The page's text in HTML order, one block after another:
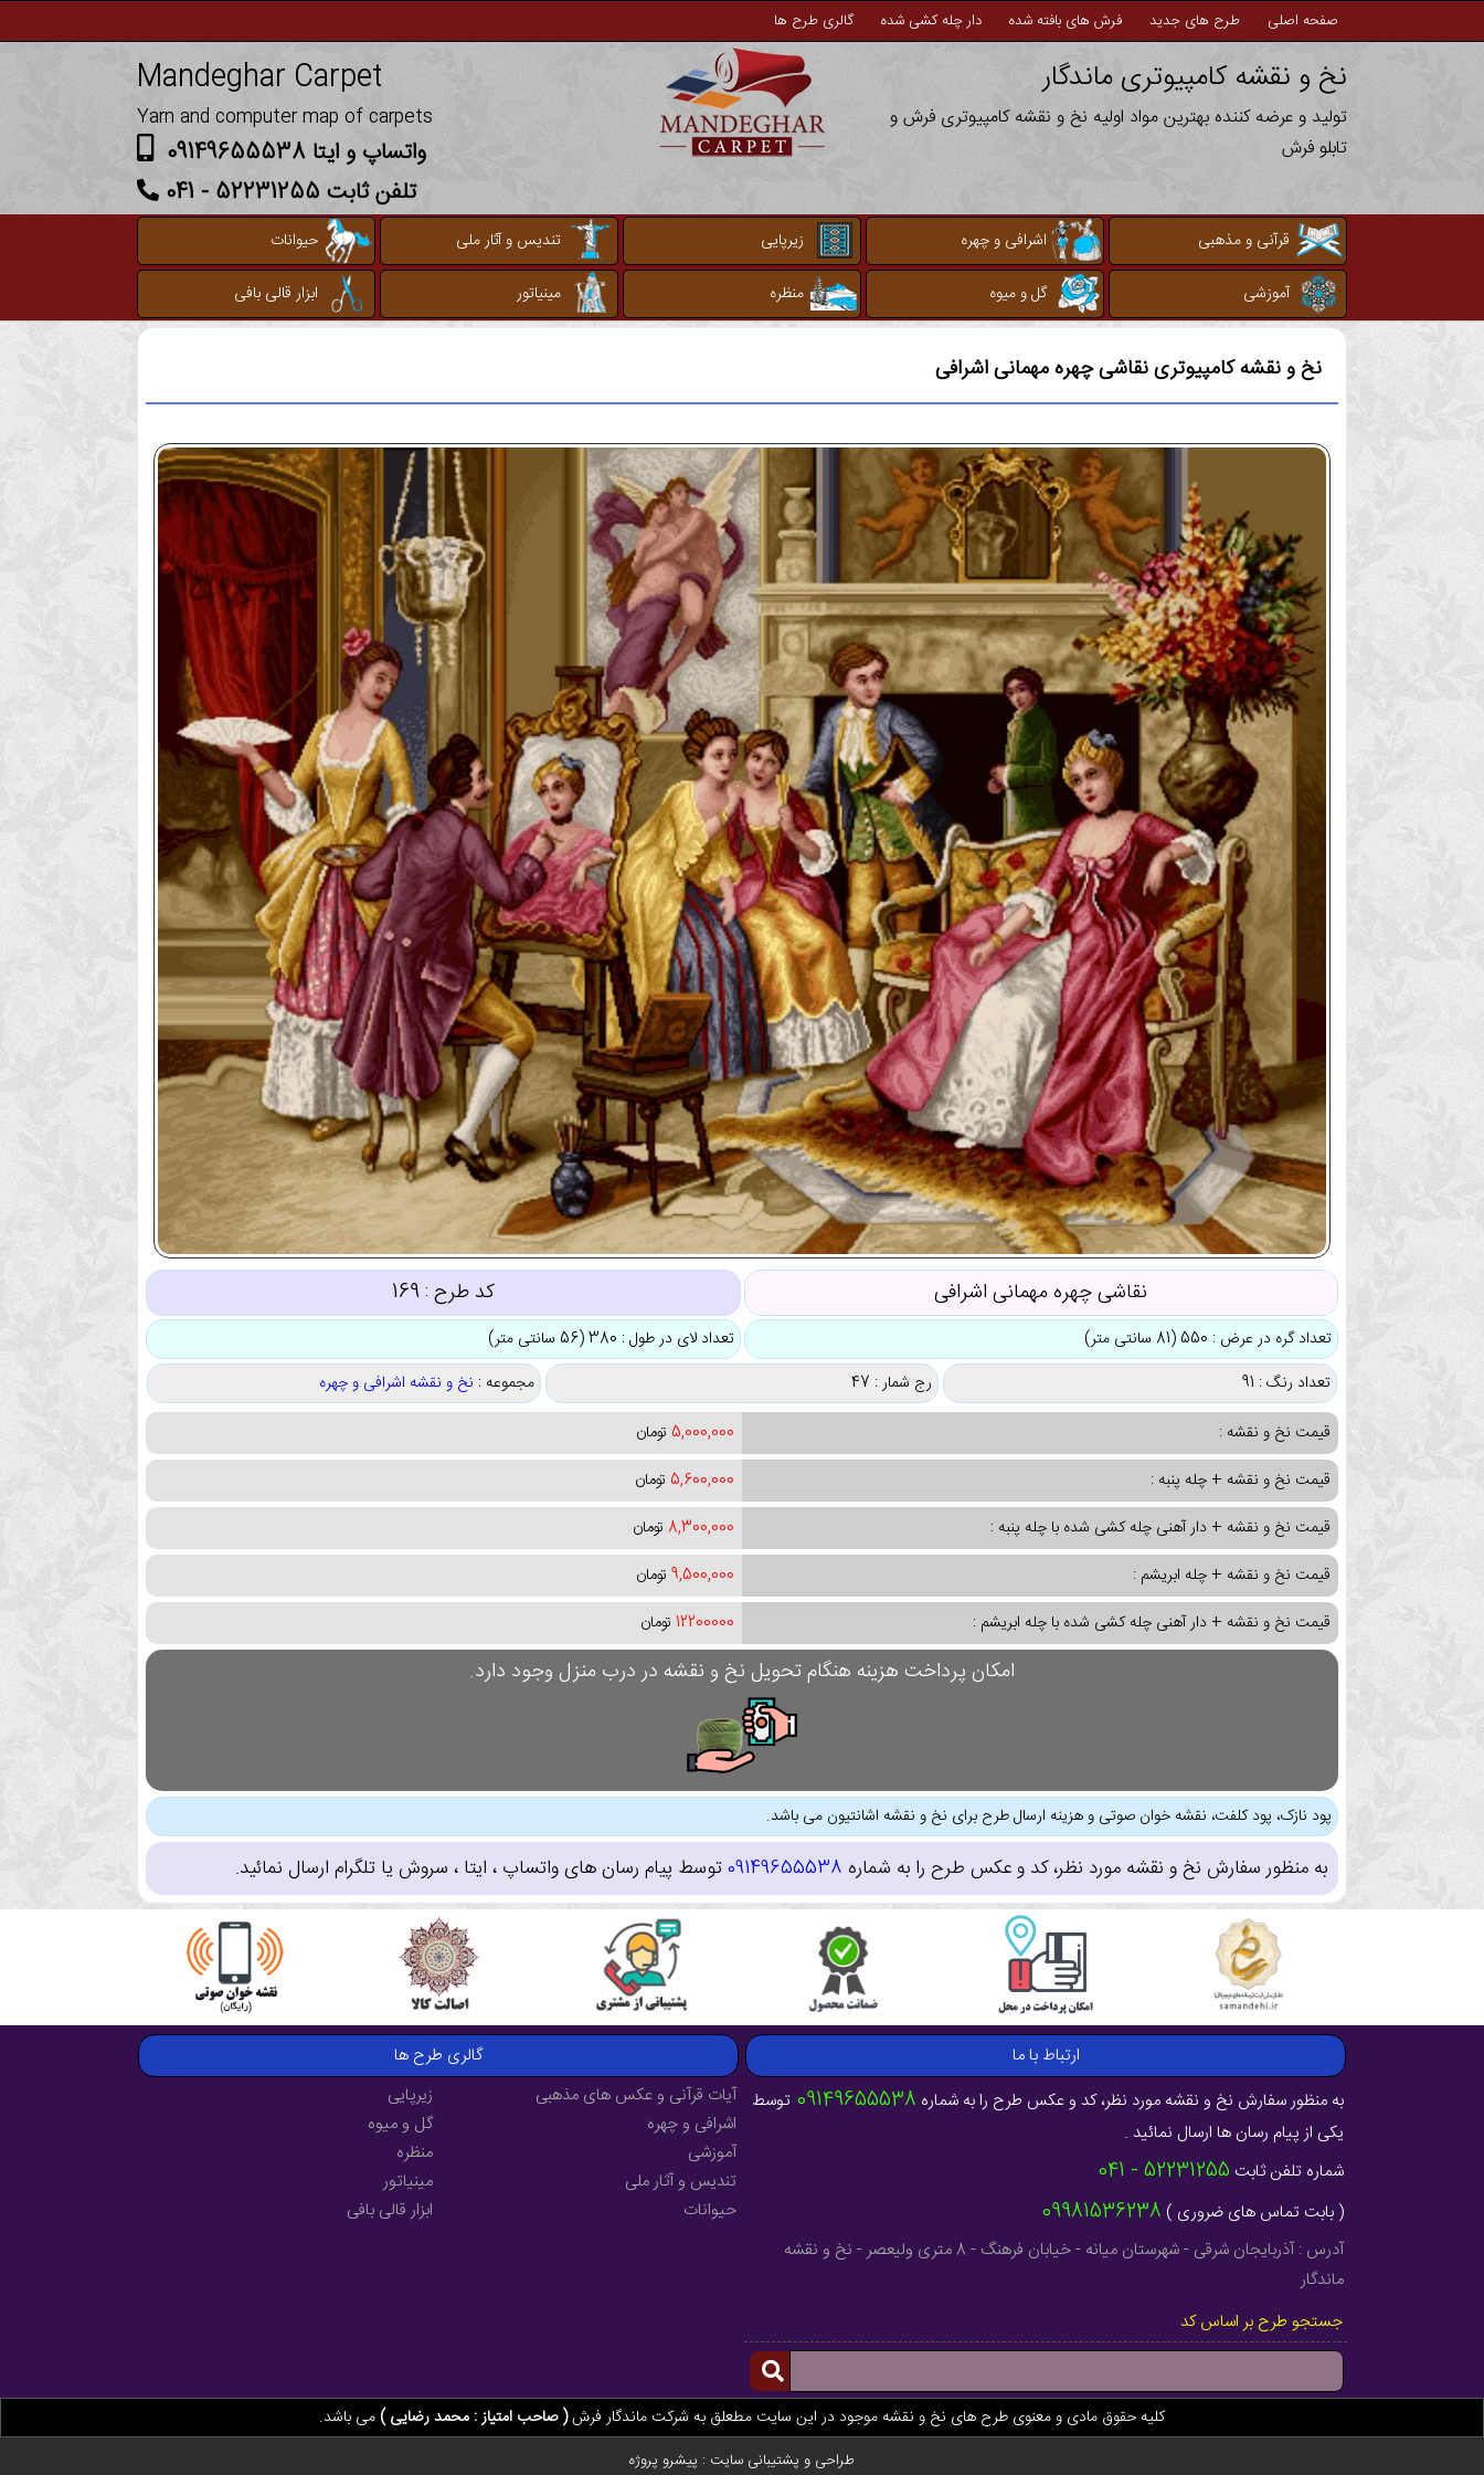
صفحه اصلی طرح های جدید فرش های بافته شده دار چله کشی شده گالری طرح ها
نخ و نقشه کامپیوتری ماندگار
تولید و عرضه کننده بهترین مواد اولیه نخ و نقشه کامپیوتری فرش و
تابلو فرش
Mandeghar Carpet
Yarn and computer map of carpets
واتساپ و ایتا 09149655538
تلفن ثابت 52231255 - 041
قرآنی و مذهبی اشرافی و چهره زیرپایی تندیس و آثار ملی
حیوانات
آموزشی
گل و میوه منظره مینیاتور ابزار قالی بافی
نخ و نقشه کامپیوترینقاشی چهره مهمانی اشرافی
نقاشی چهره مهمانی اشرافی کد طرح :169
تعداد گره در عرض : 550 (81 سانتی متر)
تعداد لای در طول : 380 (56 سانتی متر)
تعداد رنگ : 91
رج شمار : 47 مجموعه : نخ و نقشه اشرافی و چهره
قیمت نخ و نقشه :
5,000,000 تومان
قیمت نخ و نقشه + چله پنبه :
5,600,000 تومان
قیمت نخ و نقشه + دار آهنی چله کشی شده با چله پنبه :
8,300,000 تومان
قیمت نخ و نقشه + چله ابریشم :
9,500,000 تومان
قیمت نخ و نقشه + دار آهنی چله کشی شده با چله ابریشم :
12200000 تومان
امکان پرداخت هزینه هنگام تحویل نخ و نقشه در درب منزل وجود دارد.
پود نازک، پود کلفت، نقشه خوان صوتی و هزینه ارسال طرح برای نخ و نقشه اشانتیون می باشد.
به منظور سفارش نخ و نقشه مورد نظر، کد و عکس طرح را به شماره 09149655538توسط پیام رسان های واتساپ ، ایتا ، سروش یا تلگرام ارسال نمائید.
ارتباط با ما
به منظور سفارش نخ و نقشه مورد نظر، کد و عکس طرح را به شماره 09149655538 توسط
یکی از پیام رسان ها ارسال نمائید .
شماره تلفن ثابت 52231255 - 041
( بابت تماس های ضروری ) 09981536238
آدرس : آذربایجان شرقی - شهرستان میانه - خیابان فرهنگ - 8 متری ولیعصر - نخ و نقشه
ماندگار
جستجو طرح بر اساس کد
گالری طرح ها
آیات قرآنی و عکس های مذهبی
اشرافی و چهره
آموزشی
تندیس و آثار ملی
حیوانات
زیرپایی
گل و میوه
منظره
مینیاتور
ابزار قالی بافی
کلیه حقوق مادی و معنوی طرح های نخ و نقشه موجود در این سایت مطعلق به شرکت ماندگار فرش( صاحب امتیاز : محمد رضایی ) می باشد.
طراحی و پشتیبانی سایت : پیشرو پروژه